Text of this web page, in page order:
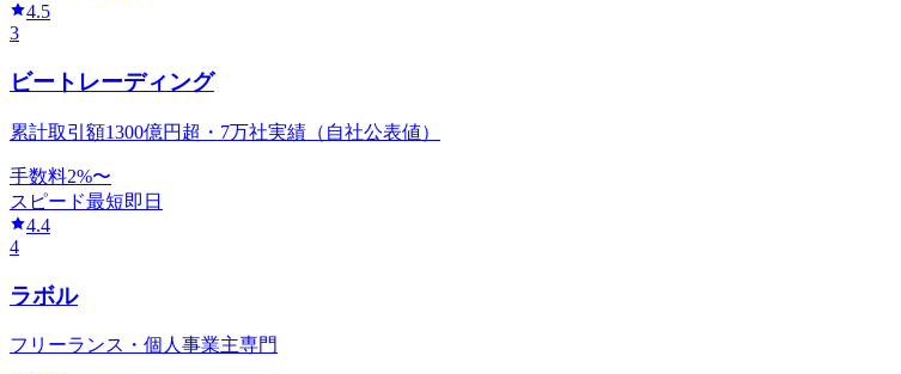
4.5
3
ビートレーディング
累計取引額1300億円超・7万社実績（自社公表値）
手数料2%〜
スピード最短即日
4.4
4
ラボル
フリーランス・個人事業主専門